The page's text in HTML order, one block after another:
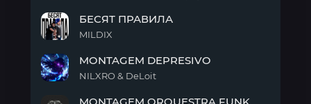
ПРАВИЛА
БЕСЯТ ПРАВИЛА
MILDIX
MONTAGEM DEPRESIVO
NILXRO & DeLoit